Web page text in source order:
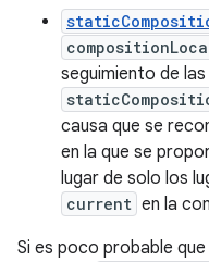
seguimiento de
causa que se
en la que se
lugar de solo los
current en la
Si es poco probable